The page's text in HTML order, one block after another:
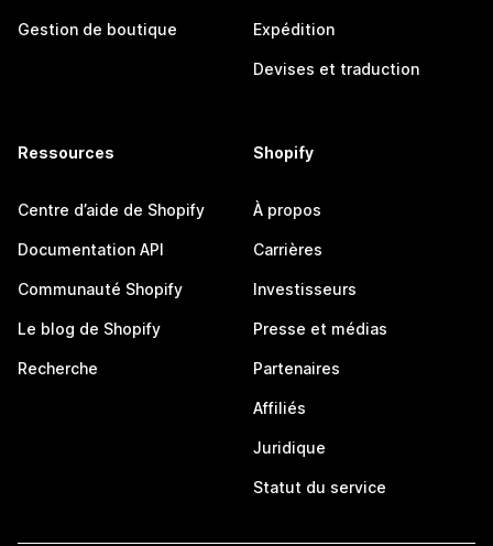
Gestion de boutique Expédition
Devises et traduction
Ressources
Centre d’aide de Shopify
Documentation API
Communauté Shopify
Le blog de Shopify
Recherche
Shopify
À propos
Carrières
Investisseurs
Presse et médias
Partenaires
Affiliés
Juridique
Statut du service